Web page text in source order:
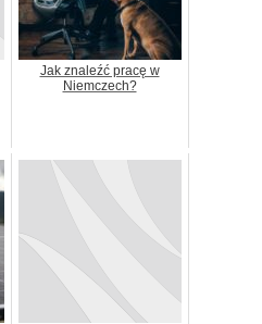
Jak znaleźć pracę w
Niemczech?